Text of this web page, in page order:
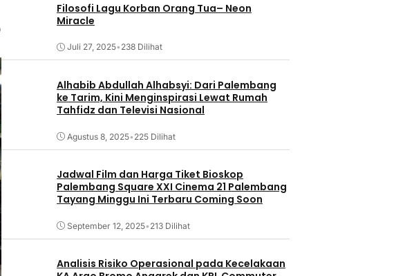
Filosofi Lagu Korban Orang Tua– Neon
Miracle
Juli 27, 2025• 238 Dilihat
Alhabib Abdullah Alhabsyi: Dari Palembang
ke Tarim, Kini Menginspirasi Lewat Rumah
Tahfidz dan Televisi Nasional
Agustus 8, 2025• 225 Dilihat
Jadwal Film dan Harga Tiket Bioskop
Palembang Square XXI Cinema 21 Palembang
Tayang Minggu Ini Terbaru Coming Soon
September 12, 2025• 213 Dilihat
Analisis Risiko Operasional pada Kecelakaan